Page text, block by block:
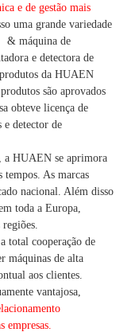
e de gestão mais
uma grande variedade
& máquina de
e detectora de
da HUAEN
são aprovados
obteve licença de
e detector de
a HUAEN se aprimora
tempos. As marcas
nacional. Além disso
toda a Europa,
total cooperação de
máquinas de alta
aos clientes.
vantajosa,
empresas.